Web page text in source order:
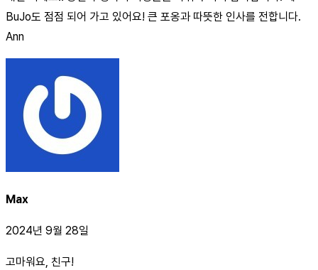
BuJo도 점점 되어 가고 있어요! 큰 포옹과 따뜻한 인사를 전합니다.
Ann
Max
2024년 9월 28일
고마워요, 친구!